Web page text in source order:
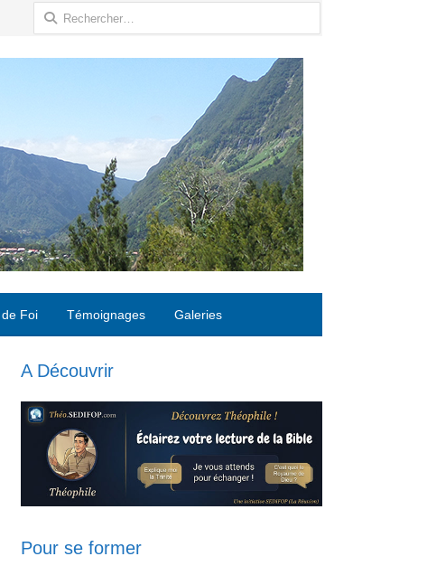
Rechercher :
Foi Témoignages Galeries
A Découvrir
Pour se former